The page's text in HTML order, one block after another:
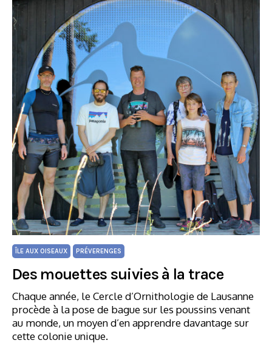
ÎLE AUX OISEAUX PRÉVERENGES
Des mouettes suivies à la trace
Chaque année, le Cercle d’Ornithologie de Lausanne
procède à la pose de bague sur les poussins venant
au monde, un moyen d’en apprendre davantage sur
cette colonie unique.